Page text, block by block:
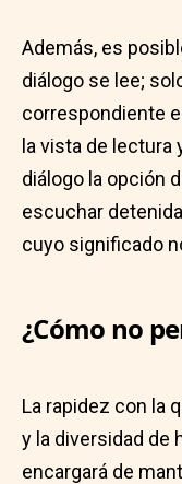
Además, es
diálogo se lee;
correspondiente
la vista de
diálogo la opción
escuchar
cuyo significado
¿Cómo no
La rapidez con la
y la diversidad de
encargará de